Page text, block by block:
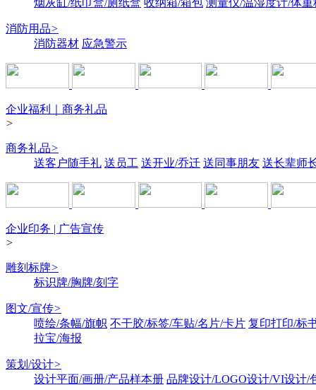
烟灰缸/纸巾盒/厕纸盒 收纳箱/箱包 测量仪/温湿度计/体重
消防用品>
消防器材 应急警示
企业福利｜商务礼品
>
商务礼品>
送客户随手礼 送员工 送开业/乔迁 送同事朋友 送长辈师
企业印务 | 广告宣传
>
雕刻标牌>
标识牌/胸牌/刻字
图文/宣传>
喷绘/条幅/旗帜 不干胶/标签/车贴/名片/卡片 复印打印/标
拉宝/海报
策划/设计>
设计平面/画册/产品样本册 品牌设计/LOGO设计/VI设计/